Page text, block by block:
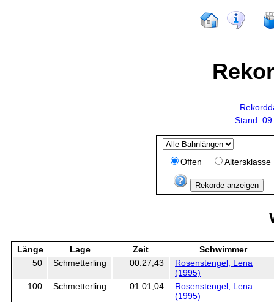
Stand:
Offen Altersklasse
Länge Lage Zeit
Schwimmer
50
Schmetterling 00:27,43
Rosenstengel, Lena
(1995)
100
Schmetterling 01:01,04
Rosenstengel, Lena
(1995)